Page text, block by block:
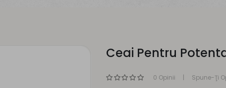
Ceai Pentru
0 Opinii Spune-Ţi